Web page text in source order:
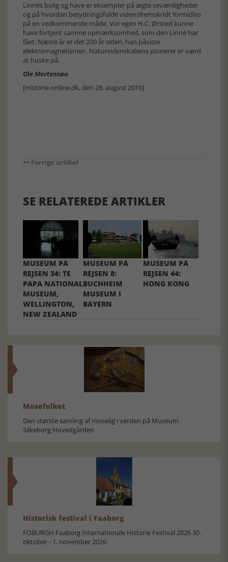
Linnés bolig og have er eksempler på ægte seværdigheder
og på hvordan betydningsfulde vidensfremskridt formidles
på en vedkommende måde. Vor egen H.C. Ørsted kunne
have fortjent samme opmærksomhed, som den Linné har
fået. Næste år er det 200 år siden, han påviste
elektromagnetismen. Naturvidenskabens pionerer er værd
at huske på.
Ole Mortensøn
[Historie-online.dk, den 28. august 2019]
Forrige artikel
SE RELATEREDE ARTIKLER
MUSEUM PÅ
REJSEN 34: TE
PAPA NATIONAL
MUSEUM,
WELLINGTON,
NEW ZEALAND
MUSEUM PÅ
REJSEN 8:
BUCHHEIM
MUSEUM I
BAYERN
MUSEUM PÅ
REJSEN 44:
HONG KONG
Mosefolket
Den største samling af moselig i verden på Museum
Silkeborg Hovedgården
Historisk festival i Faaborg
FOBURGH Faaborg Internationale Historie Festival 2026 30.
oktober - 1. november 2026